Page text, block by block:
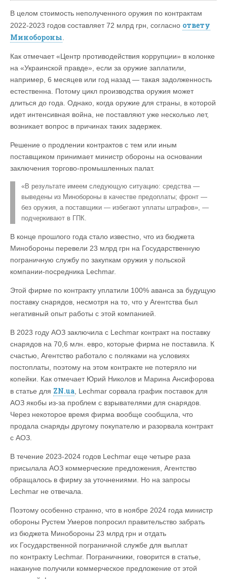
В целом стоимость неполученного оружия по контрактам
2022-2023 годов составляет 72 млрд грн, согласно ответу
Минобороны
Как отмечает «Центр противодействия коррупции» в колонке
на «Украинской правде», если за оружие заплатили,
например, 6 месяцев или год назад — такая задолженность
естественна. Потому цикл производства оружия может
длиться до года. Однако, когда оружие для страны, в которой
идет интенсивная война, не поставляют уже несколько лет,
возникает вопрос в причинах таких задержек.
Решение о продлении контрактов с тем или иным
поставщиком принимает министр обороны на основании
заключения торгово-промышленных палат.
«В результате имеем следующую ситуацию: средства —
выведены из Минобороны в качестве предоплаты; фронт —
без оружия, а поставщики — избегают уплаты штрафов», —
подчеркивают в ГПК.
В конце прошлого года стало известно, что из бюджета
Минобороны перевели 23 млрд грн на Государственную
пограничную службу по закупкам оружия у польской
компании-посредника Lechmar.
Этой фирме по контракту уплатили 100% аванса за будущую
поставку снарядов, несмотря на то, что у Агентства был
негативный опыт работы с этой компанией.
В 2023 году АОЗ заключила с Lechmar контракт на поставку
снарядов на 70,6 млн. евро, которые фирма не поставила. К
счастью, Агентство работало с поляками на условиях
постоплаты, поэтому на этом контракте не потеряло ни
копейки. Как отмечает Юрий Николов и Марина Ансифорова
в статье для ZN.ua , Lechmar сорвала график поставок для
АОЗ якобы из-за проблем с взрывателями для снарядов.
Через некоторое время фирма вообще сообщила, что
продала снаряды другому покупателю и разорвала контракт
с АОЗ.
В течение 2023-2024 годов Lechmar еще четыре раза
присылала АОЗ коммерческие предложения, Агентство
обращалось в фирму за уточнениями. Но на запросы
Lechmar не отвечала.
Поэтому особенно странно, что в ноябре 2024 года министр
обороны Рустем Умеров попросил правительство забрать
из бюджета Минобороны 23 млрд грн и отдать
их Государственной пограничной службе для выплат
по контракту Lechmar. Пограничники, говорится в статье,
накануне получили коммерческое предложение от этой